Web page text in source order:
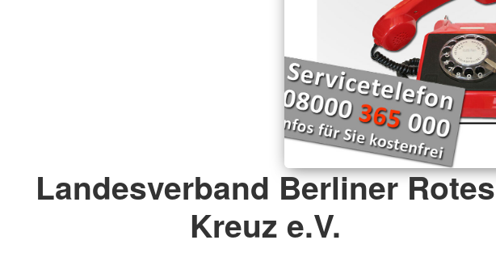
Landesverband Berliner Rotes
Kreuz e.V.